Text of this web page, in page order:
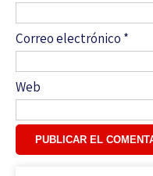
Correo electrónico *
Web